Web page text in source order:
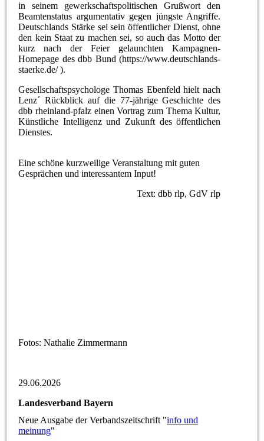
in seinem gewerkschaftspolitischen Grußwort den
Beamtenstatus argumentativ gegen jüngste Angriffe.
Deutschlands Stärke sei sein öffentlicher Dienst, ohne
den kein Staat zu machen sei, so auch das Motto der
kurz nach der Feier gelaunchten Kampagnen-
Homepage des dbb Bund (https://www.deutschlands-
staerke.de/ ).
Gesellschaftspsychologe Thomas Ebenfeld hielt nach
Lenz´ Rückblick auf die 77-jährige Geschichte des
dbb rheinland-pfalz einen Vortrag zum Thema Kultur,
Künstliche Intelligenz und Zukunft des öffentlichen
Dienstes.
Eine schöne kurzweilige Veranstaltung mit guten
Gesprächen und interessantem Input!
Text: dbb rlp, GdV rlp
Fotos: Nathalie Zimmermann
29.06.2026
Landesverband Bayern
Neue Ausgabe der Verbandszeitschrift "info und
meinung"